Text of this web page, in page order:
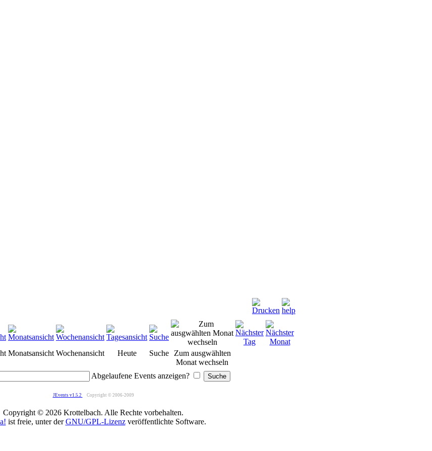
Monatsansicht Wochenansicht Heute Suche
Zum ausgwählten
Monat wechseln
Abgelaufene Events anzeigen?
JEvents v1.5.2 Copyright © 2006-2009
Copyright © 2026 Krottelbach. Alle Rechte vorbehalten.
ist freie, unter derGNU/GPL-Lizenzveröffentlichte Software.